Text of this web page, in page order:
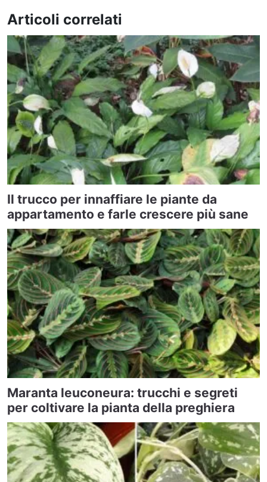
Articoli correlati
Il trucco per innaffiare le piante da
appartamento e farle crescere più sane
Maranta leuconeura: trucchi e segreti
per coltivare la pianta della preghiera